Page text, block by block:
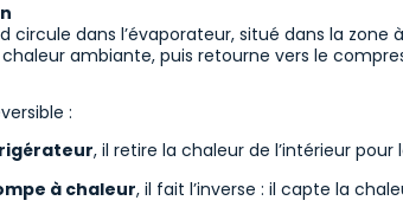
circule dans l’évaporateur, situé dans la zone
ambiante, puis retourne vers le
:
, il retire la chaleur de l’intérieur pour
à chaleur, il fait l’inverse : il capte la